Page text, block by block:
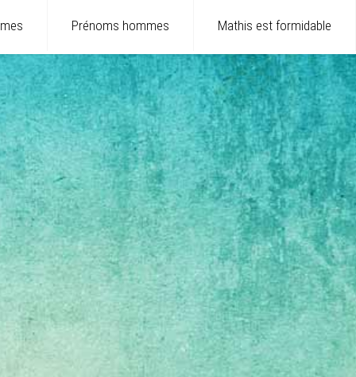
Prénoms hommes Mathis est formidable